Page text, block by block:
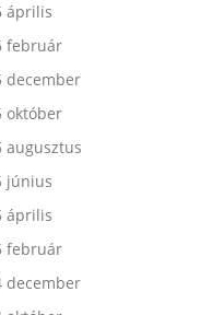
április
február
december
október
augusztus
június
április
február
december